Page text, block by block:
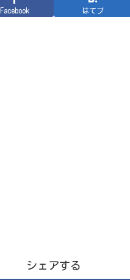
Facebook はてブ
シェアする